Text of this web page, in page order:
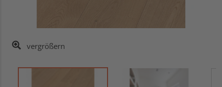
vergrößern